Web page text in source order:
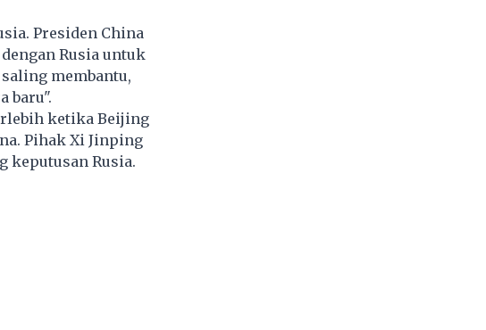
Presiden China
Rusia untuk
membantu,
baru".
ketika Beijing
Pihak Xi Jinping
keputusan Rusia.